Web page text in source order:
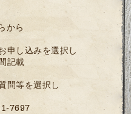
から
し込みを選択し
記載
等を選択し
7697